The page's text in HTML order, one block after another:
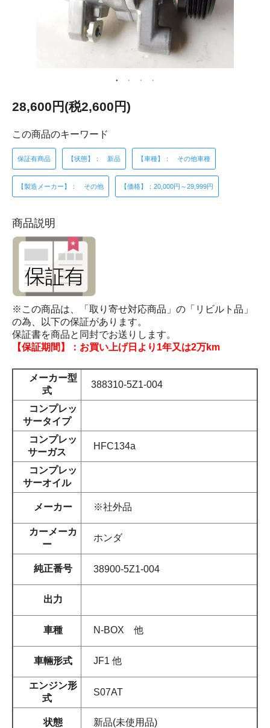
28,600円(税2,600円)
この商品のキーワード
保証有商品 【状態】： 新品 【車種】： その他車種
【製造メーカー】： その他 【価格】：20,000円～29,999円
商品説明
※この商品は、「取り寄せ対応商品」の「リビルト品」
の為、以下の保証があります。
保証書を商品と同封でお送りします。
【保証期間】：お買い上げ日より1年又は2万km
メーカー型
式
388310-5Z1-004
コンプレッ
サータイプ
コンプレッ
サーガス
HFC134a
コンプレッ
サーオイル
メーカー ※社外品
カーメーカ
ー
ホンダ
純正番号 38900-5Z1-004
出力
車種 N-BOX 他
車輛形式 JF1 他
エンジン形
式
S07AT
状態 新品(未使用品)